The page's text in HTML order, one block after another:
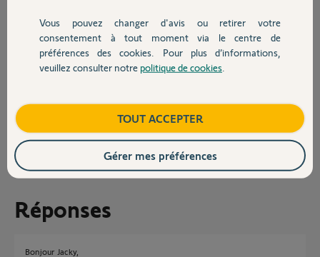
Devis avec un pro
Contact
Merci,
Participer au fil de discussion
Réponses
Bonjour Jacky,
Vous pouvez changer d'avis ou retirer votre
consentement à tout moment via le centre de
préférences des cookies. Pour plus d’informations,
veuillez consulter notre politique de cookies
TOUT ACCEPTER
Gérer mes préférences